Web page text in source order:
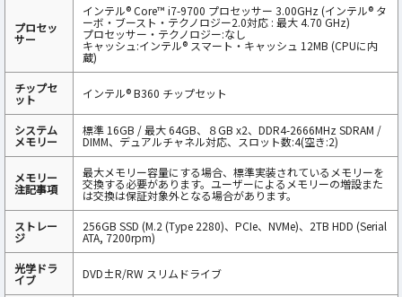
プロセッ
サー‎
インテル® Core™ i7-9700 プロセッサー 3.00GHz (インテル® タ
ーボ・ブースト・テクノロジー2.0対応 : 最大 4.70 GHz)
プロセッサー・テクノロジー:なし
キャッシュ:インテル® スマート・キャッシュ 12MB (CPUに内
蔵)
チップセ
ット‎ インテル® B360 チップセット
システム
メモリー
標準 16GB / 最大 64GB、８GB x2、DDR4-2666MHz SDRAM /
DIMM、デュアルチャネル対応、スロット数:4(空き:2)
メモリー
注記事項
最大メモリー容量にする場合、標準実装されているメモリーを
交換する必要があります。ユーザーによるメモリーの増設また
は交換は保証対象外となる場合があります。
ストレー
ジ
256GB SSD (M.2 (Type 2280)、PCIe、NVMe)、2TB HDD (Serial
ATA, 7200rpm)
光学ドラ
イブ DVD±R/RW スリムドライブ